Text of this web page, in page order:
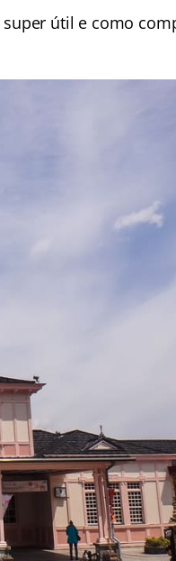
útil e como